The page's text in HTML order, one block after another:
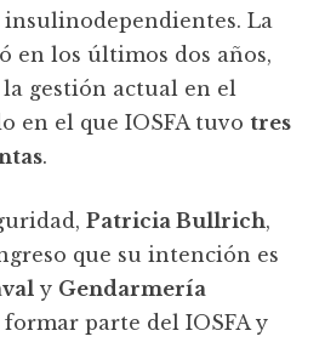
insulinodependientes. La
en los últimos dos años,
gestión actual en el
en el que IOSFA tuvotres
.
Patricia Bullrich,
que su intención es
y Gendarmería
formar parte del IOSFA y